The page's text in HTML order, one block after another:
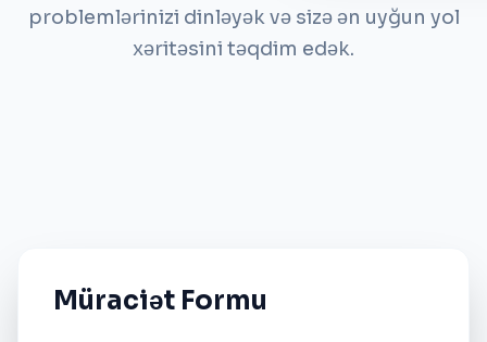
problemlərinizi dinləyək və sizə ən uyğun yol
xəritəsini təqdim edək.
Müraciət Formu